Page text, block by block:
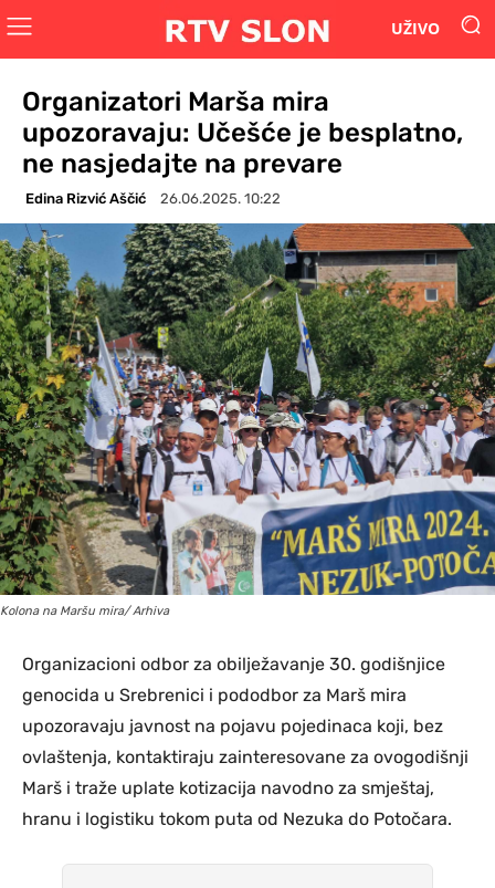
UŽIVO
Organizatori Marša mira
upozoravaju: Učešće je besplatno,
ne nasjedajte na prevare
Edina Rizvić Aščić 26.06.2025. 10:22
Kolona na Maršu mira/ Arhiva
Organizacioni odbor za obilježavanje 30. godišnjice
genocida u Srebrenici i pododbor za Marš mira
upozoravaju javnost na pojavu pojedinaca koji, bez
ovlaštenja, kontaktiraju zainteresovane za ovogodišnji
Marš i traže uplate kotizacija navodno za smještaj,
hranu i logistiku tokom puta od Nezuka do Potočara.